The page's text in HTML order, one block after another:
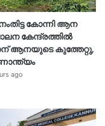
കോന്നി ആന
കേന്ദ്രത്തിൽ
ആനയുടെ കുത്തേറ്റു,
ago